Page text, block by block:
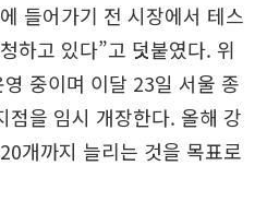
들어가기 전 시장에서 테스
하고 있다”고 덧붙였다. 위
중이며 이달 23일 서울 종
점을 임시 개장한다. 올해 강
개까지 늘리는 것을 목표로